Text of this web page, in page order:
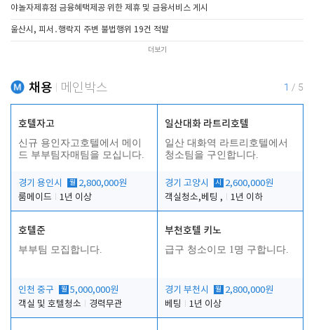
야놀자제휴점 금융혜택제공 위한 제휴 및 금융서비스 게시
울산시, 피서․행락지 주변 불법행위 19건 적발
더보기
채용 메인박스 1 / 5
호텔자고
신규 용인자고호텔에서 메이
드 부부팀자매팀을 모십니다.
경기 용인시 월 2,800,000원
룸메이드
1년 이상
일산대화 라트리호텔
일산 대화역 라트리호텔에서
청소팀을 구인합니다.
경기 고양시 시
2,600,000원
객실청소,베팅 ,
1년 이하
호텔준
부부팀 모집합니다.
인천 중구 월 5,000,000원
객실 및 호텔청소
경력무관
부천호텔 키노
급구 청소이모 1명 구합니다.
경기 부천시 월 2,800,000원
베팅
1년 이상